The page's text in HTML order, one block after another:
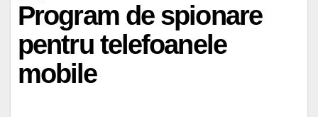
Program de spionare
pentru telefoanele
mobile